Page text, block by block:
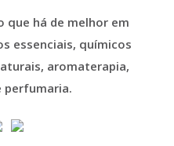
que há de melhor em
essenciais, químicos
aromaterapia,
perfumaria.